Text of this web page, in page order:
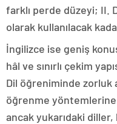
farklı perde düzeyi; II.
olarak kullanılacak
İngilizce ise geniş
hâl ve sınırlı çekim
Dil öğreniminde zorluk
öğrenme
ancak yukarıdaki